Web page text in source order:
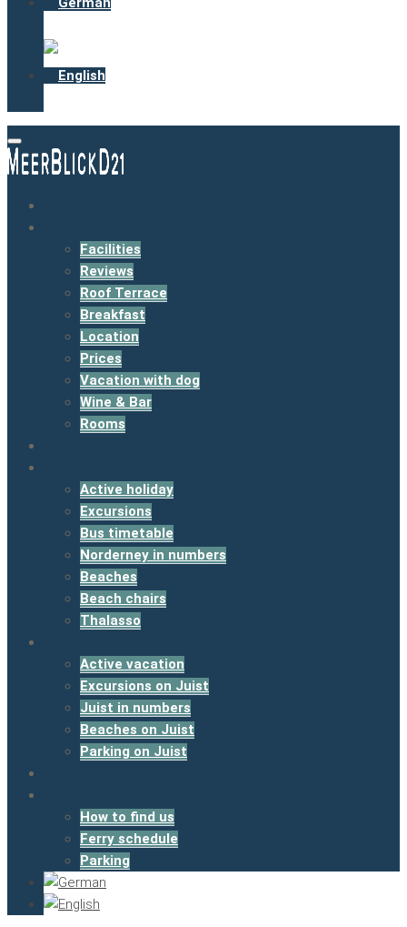
Facilities
Reviews
Roof Terrace
Breakfast
Location
Prices
Vacation with dog
Wine & Bar
Rooms
Active holiday
Excursions
Bus timetable
Norderney in numbers
Beaches
Beach chairs
Thalasso
Active vacation
Excursions on Juist
Juist in numbers
Beaches on Juist
Parking on Juist
How to find us
Ferry schedule
Parking